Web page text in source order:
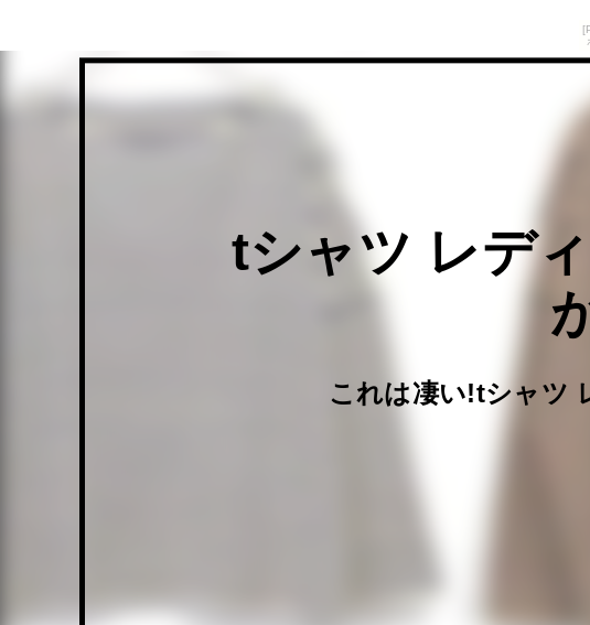
tシャツ レデ
これは凄い!tシャツ